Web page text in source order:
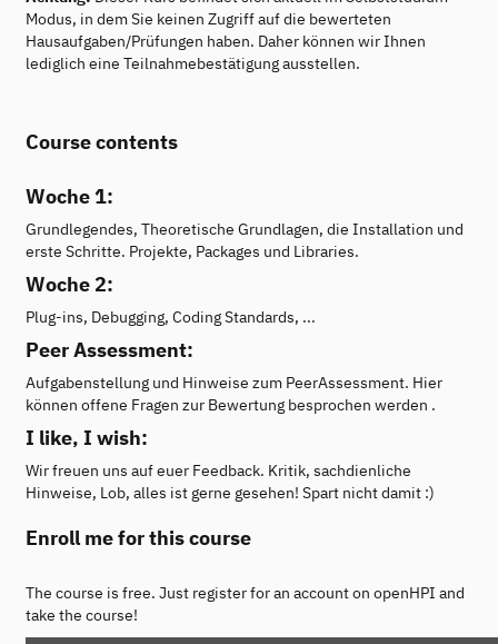
Modus, in dem Sie keinen Zugriff auf die bewerteten
Hausaufgaben/Prüfungen haben. Daher können wir Ihnen
lediglich eine Teilnahmebestätigung ausstellen.
Course contents
Woche 1:
Grundlegendes, Theoretische Grundlagen, die Installation und
erste Schritte. Projekte, Packages und Libraries.
Woche 2:
Plug-ins, Debugging, Coding Standards, ...
Peer Assessment:
Aufgabenstellung und Hinweise zum PeerAssessment. Hier
können offene Fragen zur Bewertung besprochen werden .
I like, I wish:
Wir freuen uns auf euer Feedback. Kritik, sachdienliche
Hinweise, Lob, alles ist gerne gesehen! Spart nicht damit :)
Enroll me for this course
The course is free. Just register for an account on openHPI and
take the course!